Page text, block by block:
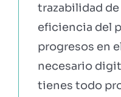
trazabilidad
eficiencia del
progresos en
necesario
tienes todo